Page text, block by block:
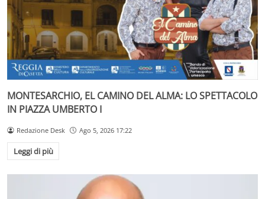
MONTESARCHIO, EL CAMINO DEL ALMA: LO SPETTACOLO
IN PIAZZA UMBERTO I
Redazione Desk Ago 5, 2026 17:22
Leggi di più